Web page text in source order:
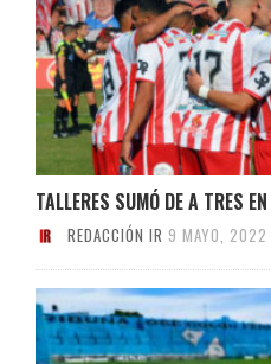
TALLERES SUMÓ DE A TRES
REDACCIÓN IR 9 MAYO, 2022